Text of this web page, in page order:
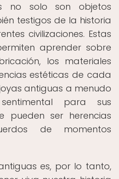
no solo son objetos
testigos de la historia
civilizaciones. Estas
aprender sobre
los materiales
estéticas de cada
antiguas a menudo
para sus
pueden ser herencias
de momentos
es, por lo tanto,